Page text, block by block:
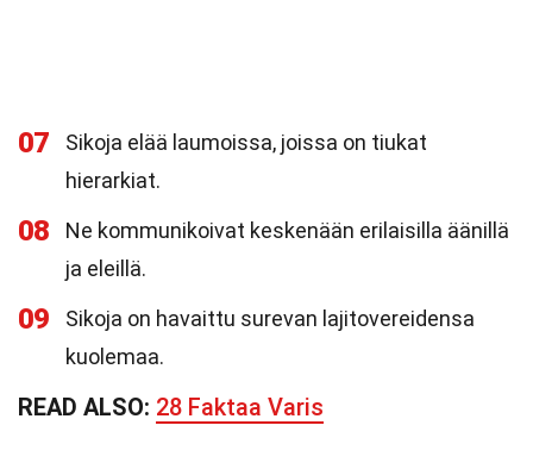
07
Sikoja elää laumoissa, joissa on tiukat
hierarkiat.
08
Ne kommunikoivat keskenään erilaisilla äänillä
ja eleillä.
09
Sikoja on havaittu surevan lajitovereidensa
kuolemaa.
READ ALSO: 28 Faktaa Varis